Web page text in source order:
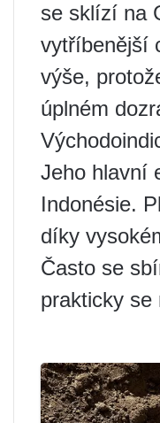
se sklízí na
vytříbenější
výše,
úplném
Jeho hlavní
Indonésie.
díky
Často se
prakticky se